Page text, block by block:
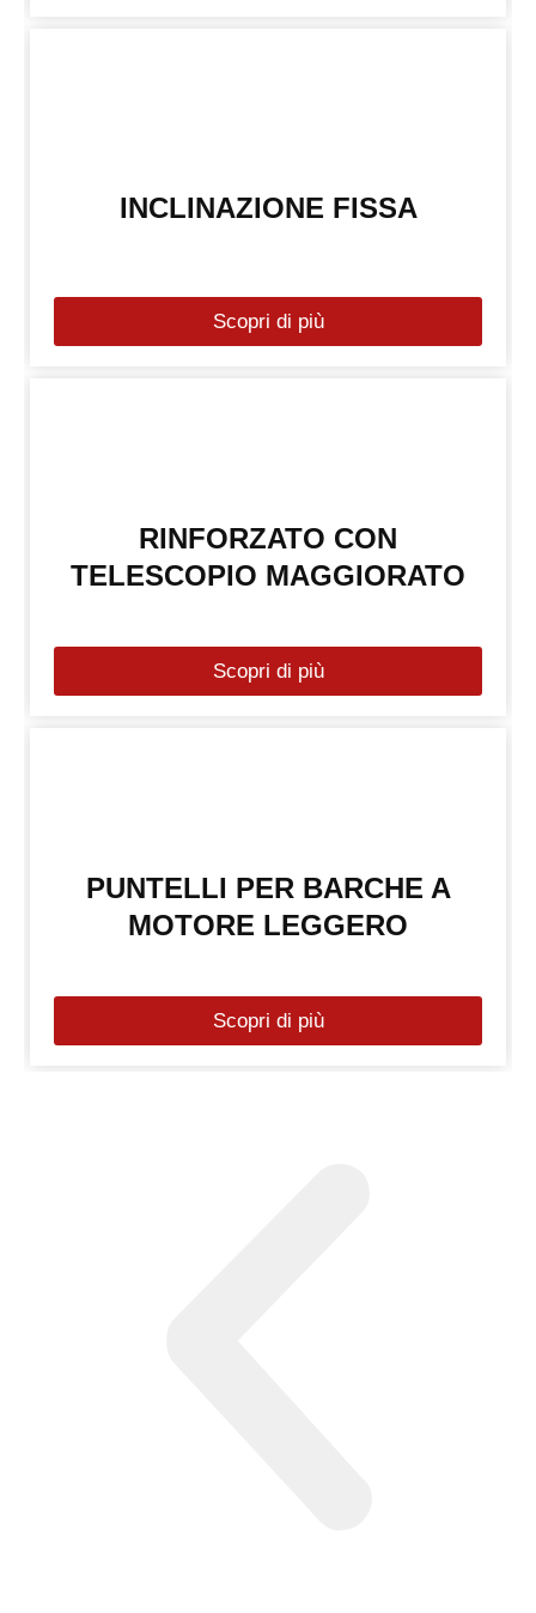
INCLINAZIONE FISSA
Scopri di più
RINFORZATO CON
TELESCOPIO MAGGIORATO
Scopri di più
PUNTELLI PER BARCHE A
MOTORE LEGGERO
Scopri di più